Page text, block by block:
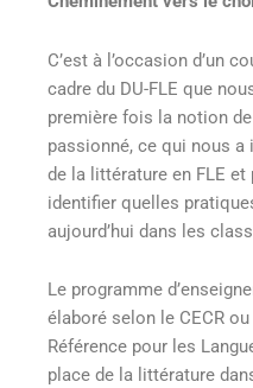
C’est à l’occasion d’un
cadre du DU-FLE que
première fois la notion
passionné, ce qui nous
de la littérature en FLE
identifier quelles
aujourd’hui dans les
Le programme
élaboré selon le CECR
Référence pour les
place de la littérature